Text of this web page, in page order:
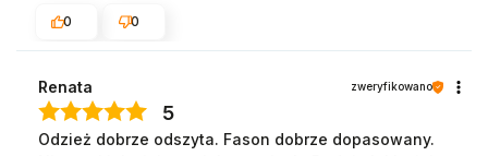
0
0
Renata zweryfikowano
5
Odzież dobrze odszyta. Fason dobrze dopasowany.